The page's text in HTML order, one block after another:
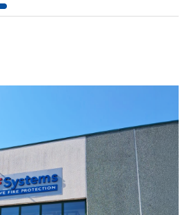
steden, met bijeenkomsten over